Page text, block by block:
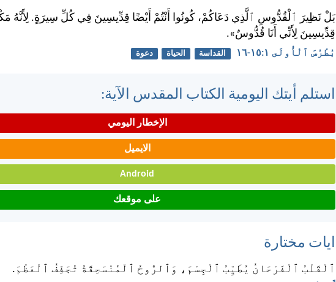
بَلْ نَظِيرَ ٱلْقُدُّوسِ ٱلَّذِي دَعَاكُمْ، كُونُوا أَنْتُمْ أَيْضًا قِدِّيسِينَ فِي كُلِّ سِيرَةٍ. لِأَنَّهُ
قِدِّيسِينَ لِأَنِّي أَنَا قُدُّوسٌ».
بُطْرُسَ ٱلْأُولَى ١:‏١٥-‏١٦ القداسة الحياة دعوة
استلم أيتك اليومية الكتاب المقدس الآية:
الإخطار اليومي
الايميل
Android
على موقعك
ايات مختارة
ٱلْقَلْبُ ٱلْفَرْحَانُ يُطَيِّبُ ٱلْجِسْمَ، وَٱلرُّوحُ ٱلْمُنْسَحِقَةُ تُجَفِّفُ ٱلْعَظْمَ.